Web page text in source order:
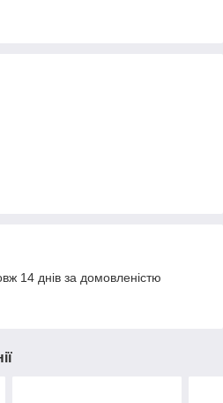
14 днів за домовленістю